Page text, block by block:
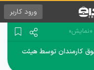
ورود کاربر
«نمایش»
به حقوق کارمندان توسط هیئت